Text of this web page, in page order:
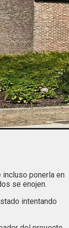
ponerla en
se enojen.
intentando